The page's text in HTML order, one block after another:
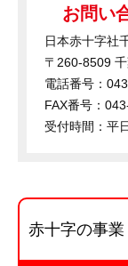
お問い
日本赤十字社
〒260-8509
電話番号：
FAX番号：
受付時間：平
赤十字の事業